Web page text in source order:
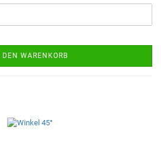
DEN WARENKORB